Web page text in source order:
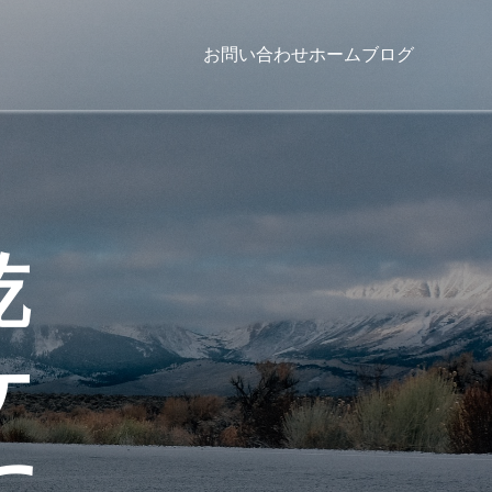
お問い合わせホームブログ